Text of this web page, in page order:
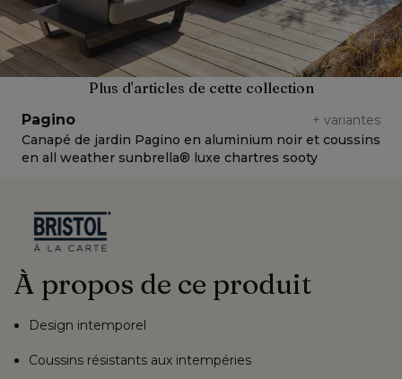
Plus d'articles de cette collection
Pagino + variantes
Canapé de jardin Pagino en aluminium noir et coussins
en all weather sunbrella® luxe chartres sooty
À propos de ce produit
Design intemporel
Coussins résistants aux intempéries